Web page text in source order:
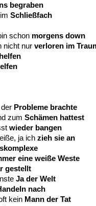
begraben
Schließfach
schon morgens down
nicht nur verloren im
Probleme brachte
zum Schämen hattest
wieder bangen
ja ich zieh sie an
eine weiße Weste
gestellt
Ja der Welt
nach
kein Mann der Tat